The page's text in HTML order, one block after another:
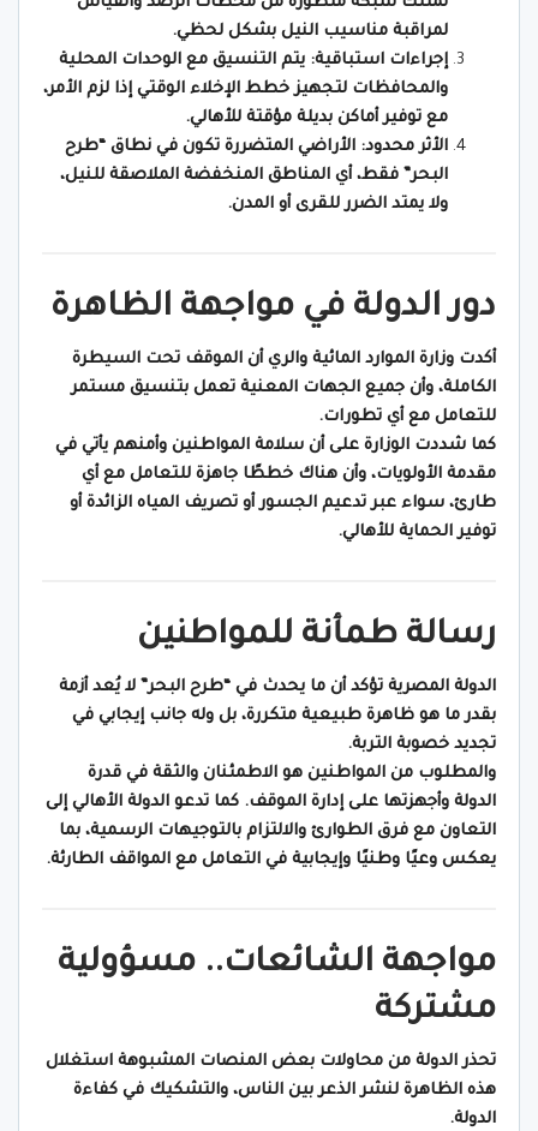
لمراقبة مناسيب النيل بشكل لحظي.
إجراءات استباقية: يتم التنسيق مع الوحدات المحلية
والمحافظات لتجهيز خطط الإخلاء الوقتي إذا لزم الأمر،
مع توفير أماكن بديلة مؤقتة للأهالي.
الأثر محدود: الأراضي المتضررة تكون في نطاق “طرح
البحر” فقط، أي المناطق المنخفضة الملاصقة للنيل،
ولا يمتد الضرر للقرى أو المدن.
دور الدولة في مواجهة الظاهرة
أكدت وزارة الموارد المائية والري أن الموقف تحت السيطرة
الكاملة، وأن جميع الجهات المعنية تعمل بتنسيق مستمر
للتعامل مع أي تطورات.
كما شددت الوزارة على أن سلامة المواطنين وأمنهم يأتي في
مقدمة الأولويات، وأن هناك خططًا جاهزة للتعامل مع أي
طارئ، سواء عبر تدعيم الجسور أو تصريف المياه الزائدة أو
توفير الحماية للأهالي.
رسالة طمأنة للمواطنين
الدولة المصرية تؤكد أن ما يحدث في “طرح البحر” لا يُعد أزمة
بقدر ما هو ظاهرة طبيعية متكررة، بل وله جانب إيجابي في
تجديد خصوبة التربة.
والمطلوب من المواطنين هو الاطمئنان والثقة في قدرة
الدولة وأجهزتها على إدارة الموقف. كما تدعو الدولة الأهالي إلى
التعاون مع فرق الطوارئ والالتزام بالتوجيهات الرسمية، بما
يعكس وعيًا وطنيًا وإيجابية في التعامل مع المواقف الطارئة.
مواجهة الشائعات.. مسؤولية
مشتركة
تحذر الدولة من محاولات بعض المنصات المشبوهة استغلال
هذه الظاهرة لنشر الذعر بين الناس، والتشكيك في كفاءة
الدولة.